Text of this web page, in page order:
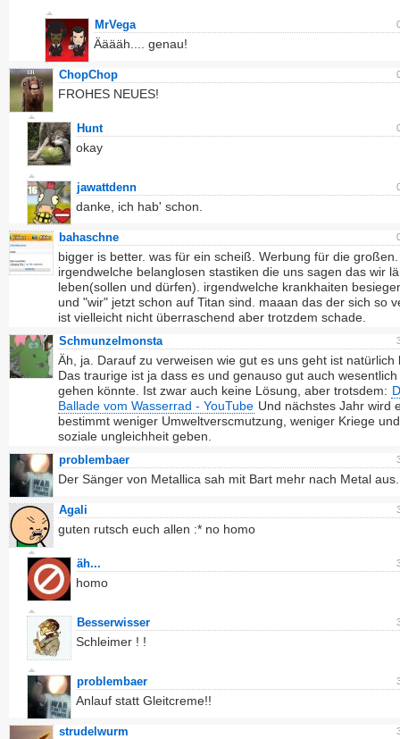
MrVega
Ääääh.... genau!
ChopChop
FROHES NEUES!
Hunt
okay
jawattdenn
danke, ich hab' schon.
bahaschne
bigger is better. was für ein scheiß. Werbung für die großen.
irgendwelche belanglosen stastiken die uns sagen das wir
leben(sollen und dürfen). irgendwelche krankhaiten
und "wir" jetzt schon auf Titan sind. maaan das der sich so
ist vielleicht nicht überraschend aber trotzdem schade.
Schmunzelmonsta
Äh, ja. Darauf zu verweisen wie gut es uns geht ist natürlich
Das traurige ist ja dass es und genauso gut auch
gehen könnte. Ist zwar auch keine Lösung, aber trotsdem:
Ballade vom Wasserrad - YouTube Und nächstes Jahr wird
bestimmt weniger Umweltverscmutzung, weniger Kriege
soziale ungleichheit geben.
problembaer
Der Sänger von Metallica sah mit Bart mehr nach Metal aus.
Agali
guten rutsch euch allen :* no homo
äh...
homo
Besserwisser
Schleimer ! !
problembaer
Anlauf statt Gleitcreme!!
strudelwurm